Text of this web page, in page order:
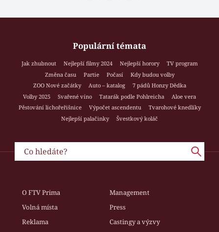
Populární témata
Jak zhubnout Nejlepší filmy 2024 Nejlepší horory
TV program
Změna času
Partie Počasí
Kdy budou volby
ZOO Nové začátky
Auto – katalog
7 pádů Honzy Dědka
Volby 2025
Svařené víno Tatarák podle Pohlreicha
Aloe vera
Pěstování lichořeřišnice
Výpočet ascendentu
Tvarohové knedlíky
Nejlepší palačinky
Švestkový koláč
O FTV Prima
Management
Volná místa
Press
Reklama
Castingy a výzvy